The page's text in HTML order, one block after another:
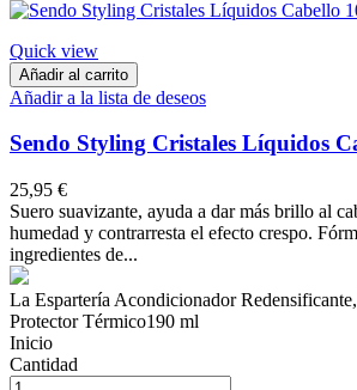
Quick view
Añadir al carrito
Añadir a la lista de deseos
Sendo Styling Cristales Líquidos
25,95 €
Suero suavizante, ayuda a dar más brillo al
humedad y contrarresta el efecto crespo.
ingredientes de...
La Espartería Acondicionador
Protector Térmico190 ml
Inicio
Cantidad